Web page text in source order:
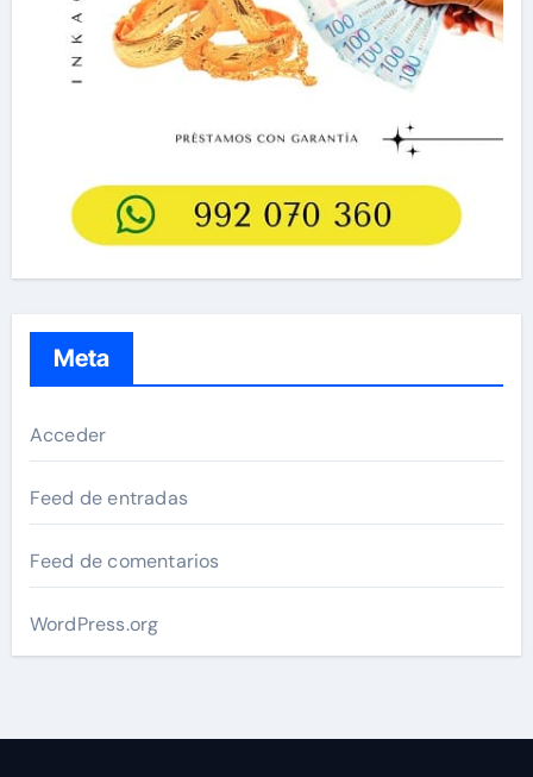
Meta
Acceder
Feed de entradas
Feed de comentarios
WordPress.org